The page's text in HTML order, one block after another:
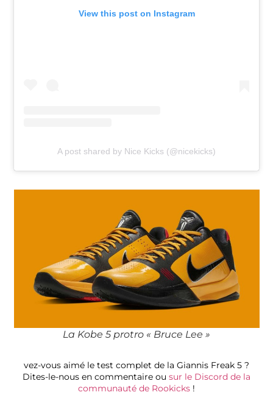
View this post on Instagram
A post shared by Nice Kicks (@nicekicks)
La Kobe 5 protro « Bruce Lee »
vez-vous aimé le test complet de la Giannis Freak 5 ?
Dites-le-nous en commentaire ou sur le Discord de la
communauté de Rookicks !